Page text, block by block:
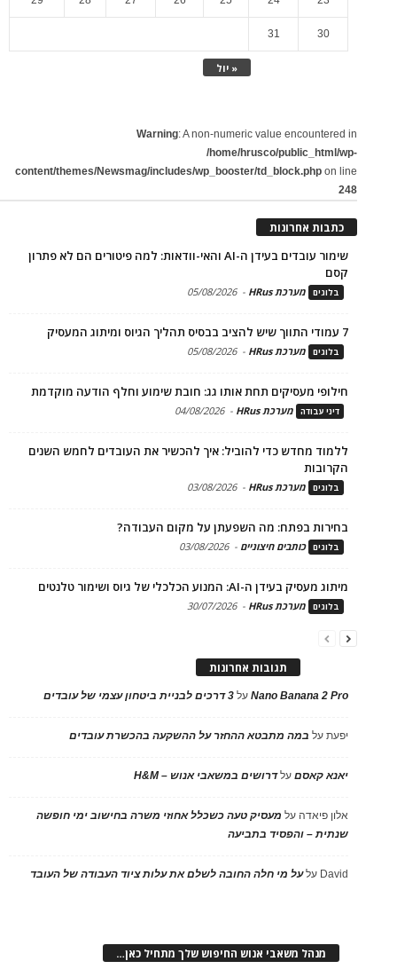
« יול
30
31
Warning: A non-numeric value encountered in
/home/hrusco/public_html/wp-
content/themes/Newsmag/includes/wp_booster/td_block.php on line
248
כתבות אחרונות
שימור עובדים בעידן ה-AI והאי-וודאות: למה פיטורים הם לא פתרון
קסם
בלוגים מערכת HRus -
05/08/2026
7 עמודי התווך שיש להציב בבסיס תהליך הגיוס ומיתוג המעסיק
בלוגים מערכת HRus -
05/08/2026
חילופי מעסיקים תחת אותו גג: חובת שימוע וחלף הודעה מוקדמת
דיני עבודה מערכת HRus -
04/08/2026
ללמוד מחדש כדי להוביל: איך להכשיר את העובדים לחמש השנים
הקרובות
בלוגים מערכת HRus -
03/08/2026
בחירות בפתח: מה השפעתן על מקום העבודה?
בלוגים כותבים חיצוניים -
03/08/2026
מיתוג מעסיק בעידן ה-AI: המנוע הכלכלי של גיוס ושימור טלנטים
בלוגים מערכת HRus -
30/07/2026
תגובות אחרונות
Nano Banana 2 Proעל 3 דרכים לבניית ביטחון עצמי של עובדים
יפעתעל במה מתבטא ההחזר על ההשקעה בהכשרת עובדים
יאנא קאסםעלדרושים במשאבי אנוש – H&M
אלון פיאדה על מעסיק טעה כשכלל אחוזי משרה בחישוב ימי חופשה
שנתית – והפסיד בתביעה
David עלעל מי חלה החובה לשלם את עלות ציוד העבודה של העובד
מנהל משאבי אנוש החיפוש שלך מתחיל כאן…